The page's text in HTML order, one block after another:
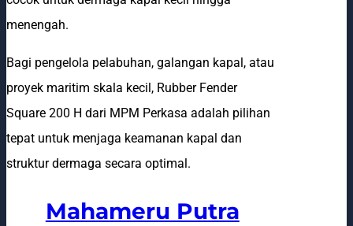
menengah.
Bagi pengelola pelabuhan, galangan kapal, atau
proyek maritim skala kecil, Rubber Fender
Square 200 H dari MPM Perkasa adalah pilihan
tepat untuk menjaga keamanan kapal dan
struktur dermaga secara optimal.
Mahameru Putra